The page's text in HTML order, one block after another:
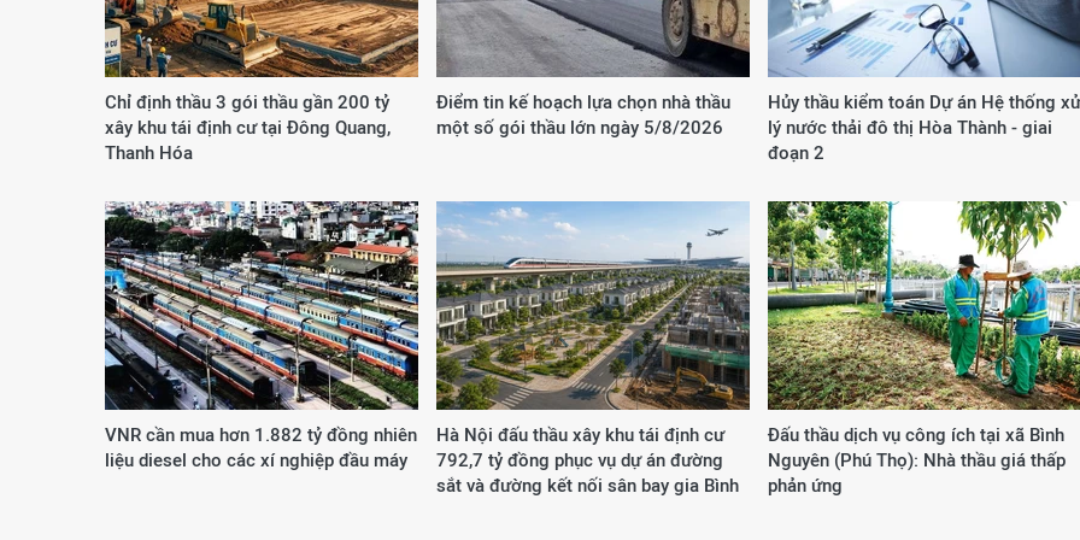
Chỉ định thầu 3 gói thầu gần 200 tỷ
xây khu tái định cư tại Đông Quang,
Thanh Hóa
Điểm tin kế hoạch lựa chọn nhà thầu
một số gói thầu lớn ngày 5/8/2026
Hủy thầu kiểm toán Dự án Hệ thống xử
lý nước thải đô thị Hòa Thành - giai
đoạn 2
VNR cần mua hơn 1.882 tỷ đồng nhiên
liệu diesel cho các xí nghiệp đầu máy
Hà Nội đấu thầu xây khu tái định cư
792,7 tỷ đồng phục vụ dự án đường
sắt và đường kết nối sân bay gia Bình
Đấu thầu dịch vụ công ích tại xã Bình
Nguyên (Phú Thọ): Nhà thầu giá thấp
phản ứng